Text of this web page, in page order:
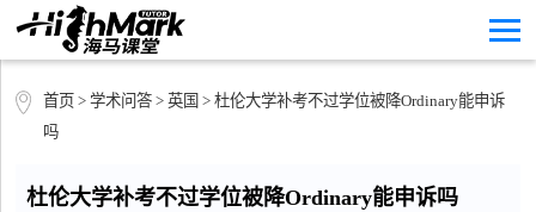
首页 > 学术问答> 英国 > 杜伦大学补考不过学位被降Ordinary能申诉
吗
杜伦大学补考不过学位被降Ordinary能申诉吗